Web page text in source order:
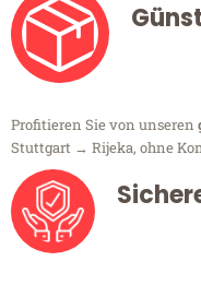
Profitieren Sie von unseren
Stuttgart → Rijeka, ohne